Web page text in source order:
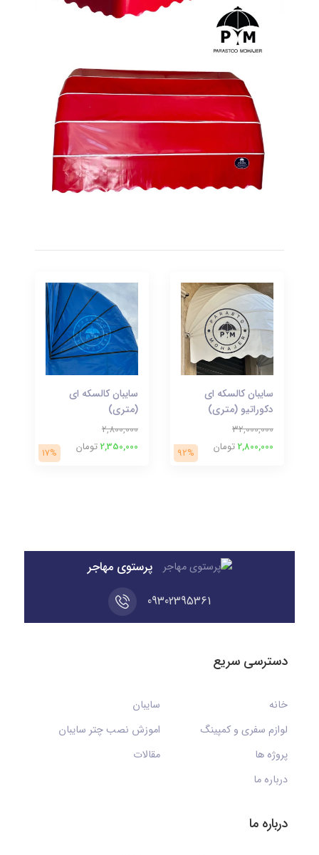
سایبان کالسکه ای
دکوراتیو (متری)
32,000,000
2,800,000تومان 92%
سایبان کالسکه ای
(متری)
2,800,000
2,350,000تومان 17%
پرستوی مهاجر
09302395361
دسترسی سریع
خانه
سایبان
لوازم سفری و کمپینگ
اموزش نصب چتر سایبان
پروژه ها
مقالات
درباره ما
درباره ما